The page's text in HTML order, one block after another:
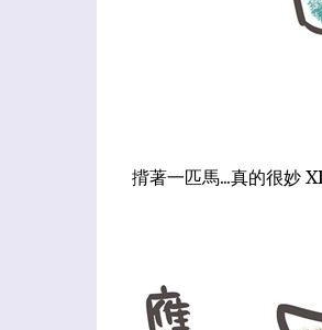
揹著一匹馬...真的很妙